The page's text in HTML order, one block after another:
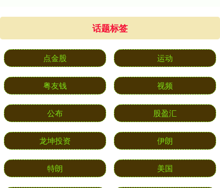
话题标签
点金股 运动
粤友钱 视频
公布 股盈汇
龙坤投资 伊朗
特朗 美国